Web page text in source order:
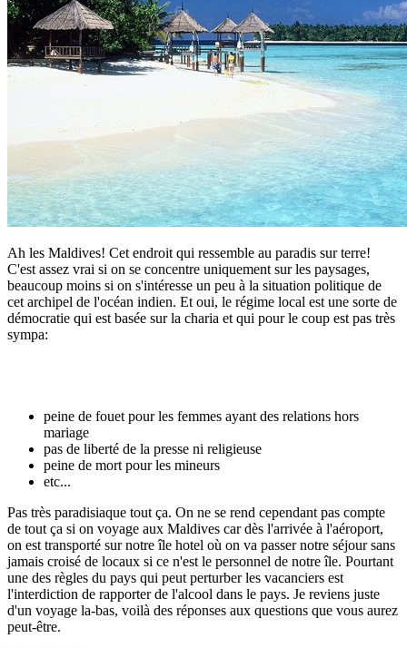
Ah les Maldives! Cet endroit qui ressemble au paradis sur terre!
C'est assez vrai si on se concentre uniquement sur les paysages,
beaucoup moins si on s'intéresse un peu à la situation politique de
cet archipel de l'océan indien. Et oui, le régime local est une sorte de
démocratie qui est basée sur la charia et qui pour le coup est pas très
sympa:
peine de fouet pour les femmes ayant des relations hors
mariage
pas de liberté de la presse ni religieuse
peine de mort pour les mineurs
etc...
Pas très paradisiaque tout ça. On ne se rend cependant pas compte
de tout ça si on voyage aux Maldives car dès l'arrivée à l'aéroport,
on est transporté sur notre île hotel où on va passer notre séjour sans
jamais croisé de locaux si ce n'est le personnel de notre île. Pourtant
une des règles du pays qui peut perturber les vacanciers est
l'interdiction de rapporter de l'alcool dans le pays. Je reviens juste
d'un voyage la-bas, voilà des réponses aux questions que vous aurez
peut-être.